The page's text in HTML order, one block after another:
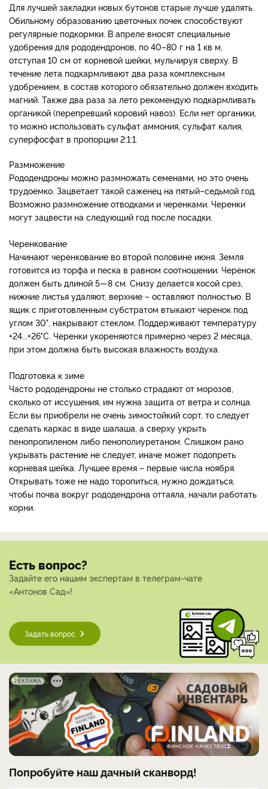
Для лучшей закладки новых бутонов старые лучше удалять.
Обильному образованию цветочных почек способствуют
регулярные подкормки. В апреле вносят специальные
удобрения для рододендронов, по 40–80 г на 1 кв м,
отступая 10 см от корневой шейки, мульчируя сверху. В
течение лета подкармливают два раза комплексным
удобрением, в состав которого обязательно должен входить
магний. Также два раза за лето рекомендую подкармливать
органикой (перепревший коровий навоз). Если нет органики,
то можно использовать сульфат аммония, сульфат калия,
суперфосфат в пропорции 2:1:1.
Размножение
Рододендроны можно размножать семенами, но это очень
трудоемко. Зацветает такой саженец на пятый–седьмой год.
Возможно размножение отводками и черенками. Черенки
могут зацвести на следующий год после посадки.
Черенкование
Начинают черенкование во второй половине июня. Земля
готовится из торфа и песка в равном соотношении. Черенок
должен быть длиной 5—8 см. Снизу делается косой срез,
нижние листья удаляют, верхние – оставляют полностью. В
ящик с приготовленным субстратом втыкают черенок под
углом 30°, накрывают стеклом. Поддерживают температуру
+24...+26°C. Черенки укореняются примерно через 2 месяца,
при этом должна быть высокая влажность воздуха.
Подготовка к зиме
Часто рододендроны не столько страдают от морозов,
сколько от иссушения, им нужна защита от ветра и солнца.
Если вы приобрели не очень зимостойкий сорт, то следует
сделать каркас в виде шалаша, а сверху укрыть
пенопропиленом либо пенополиуретаном. Слишком рано
укрывать растение не следует, иначе может подопреть
корневая шейка. Лучшее время – первые числа ноября.
Открывать тоже не надо торопиться, нужно дождаться,
чтобы почва вокруг рододендрона оттаяла, начали работать
корни.
Есть вопрос?
Задайте его нашим экспертам в телеграм-чате
«Антонов Сад»!
Задать вопрос
РЕКЛАМА
Попробуйте наш дачный сканворд!